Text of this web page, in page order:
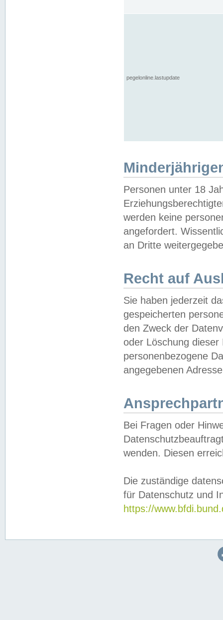
pegelonline.lastupdate
Personen unter 18
werden keine
angefordert.
an Dritte
Recht auf
Sie haben jederzeit
gespeicherten
den Zweck der
oder Löschung
personenbezogene
angegebenen
Bei Fragen oder
wenden. Diesen
Die zuständige
für Datenschutz und
https://